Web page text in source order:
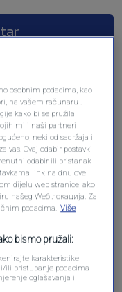
osobnim podacima, kao
na vašem računaru .
kako bi se pružila
mi i naši partneri
neki od sadržaja i
vas. Ovaj odabir postavki
odabir ili pristanak
link na dnu ove
dijelu web stranice, ako
našeg Wеб локација. Za
podacima. Više
bismo pružali:
karakteristike
ili pristupanje podacima
oglašavanja i